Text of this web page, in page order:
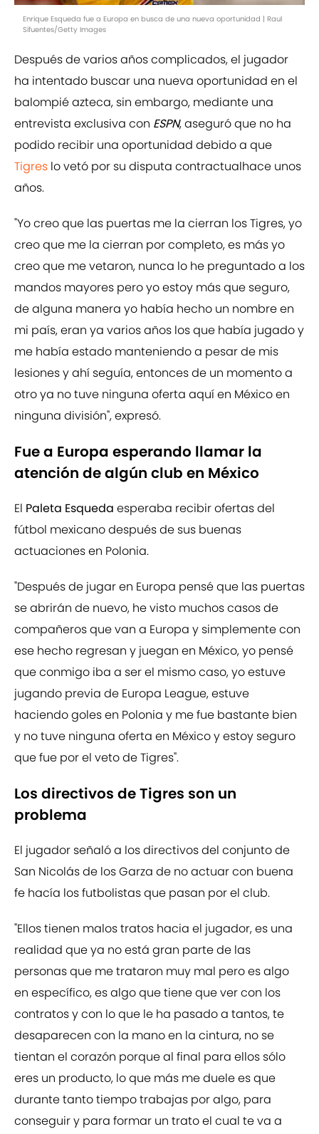
Enrique Esqueda fue a Europa en busca de una nueva oportunidad | Raul
Sifuentes/Getty Images
Después de varios años complicados, el jugador
ha intentado buscar una nueva oportunidad en el
balompié azteca, sin embargo, mediante una
entrevista exclusiva con ESPN, aseguró que no ha
podido recibir una oportunidad debido a que
Tigres lo vetó por su disputa contractualhace unos
años.
"Yo creo que las puertas me la cierran los Tigres, yo
creo que me la cierran por completo, es más yo
creo que me vetaron, nunca lo he preguntado a los
mandos mayores pero yo estoy más que seguro,
de alguna manera yo había hecho un nombre en
mi país, eran ya varios años los que había jugado y
me había estado manteniendo a pesar de mis
lesiones y ahí seguía, entonces de un momento a
otro ya no tuve ninguna oferta aquí en México en
ninguna división", expresó.
Fue a Europa esperando llamar la
atención de algún club en México
El Paleta Esqueda esperaba recibir ofertas del
fútbol mexicano después de sus buenas
actuaciones en Polonia.
"Después de jugar en Europa pensé que las puertas
se abrirán de nuevo, he visto muchos casos de
compañeros que van a Europa y simplemente con
ese hecho regresan y juegan en México, yo pensé
que conmigo iba a ser el mismo caso, yo estuve
jugando previa de Europa League, estuve
haciendo goles en Polonia y me fue bastante bien
y no tuve ninguna oferta en México y estoy seguro
que fue por el veto de Tigres".
Los directivos de Tigres son un
problema
El jugador señaló a los directivos del conjunto de
San Nicolás de los Garza de no actuar con buena
fe hacía los futbolistas que pasan por el club.
"Ellos tienen malos tratos hacia el jugador, es una
realidad que ya no está gran parte de las
personas que me trataron muy mal pero es algo
en específico, es algo que tiene que ver con los
contratos y con lo que le ha pasado a tantos, te
desaparecen con la mano en la cintura, no se
tientan el corazón porque al final para ellos sólo
eres un producto, lo que más me duele es que
durante tanto tiempo trabajas por algo, para
conseguir y para formar un trato el cual te va a